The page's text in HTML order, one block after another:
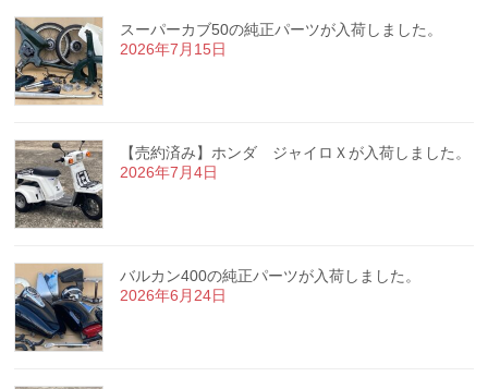
スーパーカブ50の純正パーツが入荷しました。
2026年7月15日
【売約済み】ホンダ ジャイロＸが入荷しました。
2026年7月4日
バルカン400の純正パーツが入荷しました。
2026年6月24日